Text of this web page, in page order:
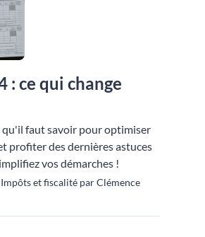
: ce qui change
qu'il faut savoir pour optimiser
profiter des dernières astuces
vos démarches !
et fiscalité par Clémence